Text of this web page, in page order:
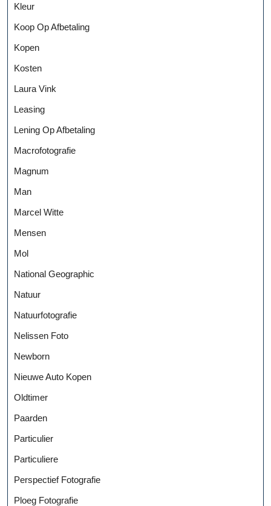
Kleur
Koop Op Afbetaling
Kopen
Kosten
Laura Vink
Leasing
Lening Op Afbetaling
Macrofotografie
Magnum
Man
Marcel Witte
Mensen
Mol
National Geographic
Natuur
Natuurfotografie
Nelissen Foto
Newborn
Nieuwe Auto Kopen
Oldtimer
Paarden
Particulier
Particuliere
Perspectief Fotografie
Ploeg Fotografie